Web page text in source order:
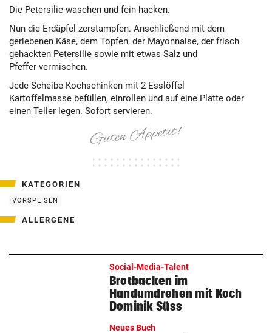
Die Petersilie waschen und fein hacken.
Nun die Erdäpfel zerstampfen. Anschließend mit dem
geriebenen Käse, dem Topfen, der Mayonnaise, der frisch
gehackten Petersilie sowie mit etwas Salz und
Pfeffer vermischen.
Jede Scheibe Kochschinken mit 2 Esslöffel
Kartoffelmasse befüllen, einrollen und auf eine Platte oder
einen Teller legen. Sofort servieren.
KATEGORIEN
VORSPEISEN
ALLERGENE
Social-Media-Talent
Brotbacken im
Handumdrehen mit Koch
Dominik Süss
Neues Buch